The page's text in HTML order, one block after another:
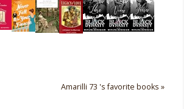
Amarilli 73 's favorite books »